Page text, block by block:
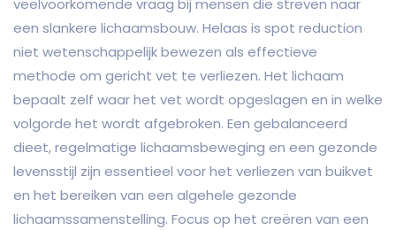
veelvoorkomende vraag bij mensen die streven naar
een slankere lichaamsbouw. Helaas is spot reduction
niet wetenschappelijk bewezen als effectieve
methode om gericht vet te verliezen. Het lichaam
bepaalt zelf waar het vet wordt opgeslagen en in welke
volgorde het wordt afgebroken. Een gebalanceerd
dieet, regelmatige lichaamsbeweging en een gezonde
levensstijl zijn essentieel voor het verliezen van buikvet
en het bereiken van een algehele gezonde
lichaamssamenstelling. Focus op het creëren van een